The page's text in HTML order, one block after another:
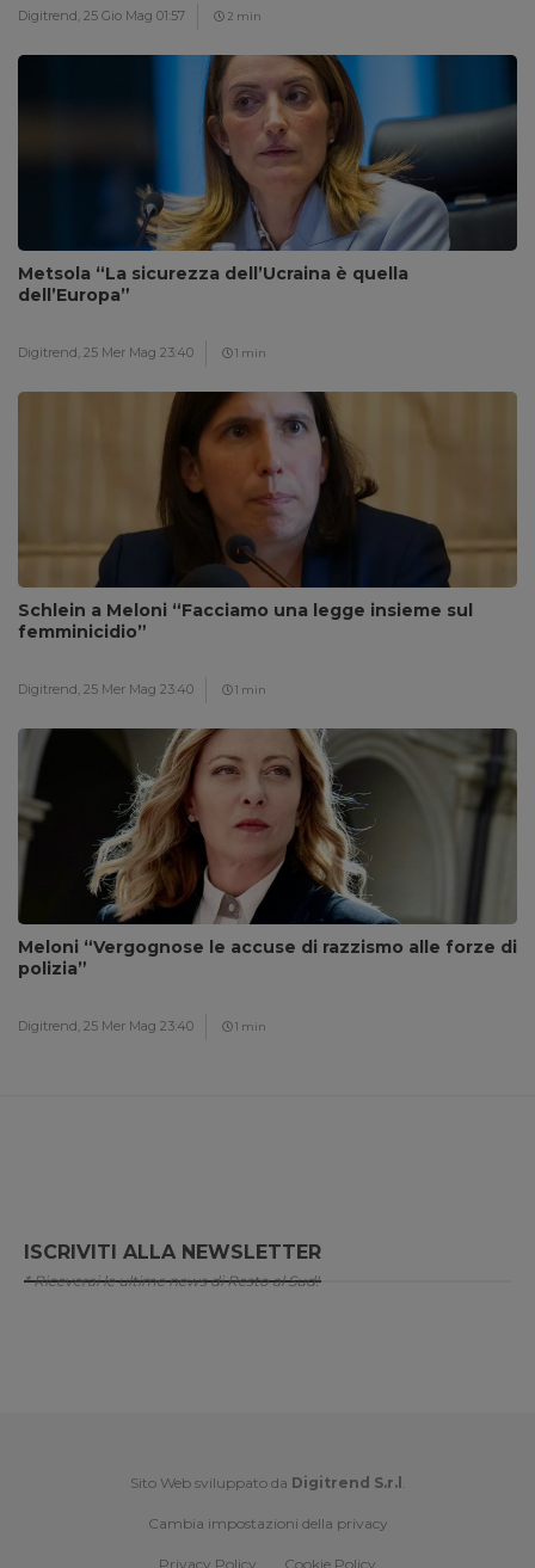
Digitrend, 25 Gio Mag 01:57 2 min
Metsola “La sicurezza dell’Ucraina è quella
dell’Europa”
Digitrend, 25 Mer Mag 23:40 1 min
Schlein a Meloni “Facciamo una legge insieme sul
femminicidio”
Digitrend, 25 Mer Mag 23:40 1 min
Meloni “Vergognose le accuse di razzismo alle forze di
polizia”
Digitrend, 25 Mer Mag 23:40 1 min
ISCRIVITI ALLA NEWSLETTER
* Riceverai le ultime news di Resto al Sud!
Sito Web sviluppato da Digitrend S.r.l .
Cambia impostazioni della privacy
Privacy Policy Cookie Policy